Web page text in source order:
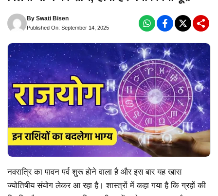
By Swati Bisen
Published On: September 14, 2025
नवरात्रि का पावन पर्व शुरू होने वाला है और इस बार यह खास
ज्योतिषीय संयोग लेकर आ रहा है। शास्त्रों में कहा गया है कि ग्रहों की